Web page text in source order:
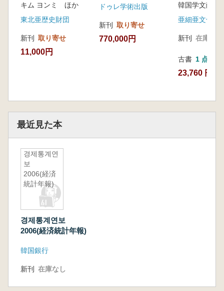
キム ヨンミ ほか
東北亜歴史財団
新刊 取り寄せ
11,000円
ドゥレ学術出版
新刊 取り寄せ
770,000円
韓国学文献
亜細亜文化社
新刊 在庫なし
古書 1 点
23,760 円
最近見た本
경제통계연
보
2006(経済
統計年報)
경제통계연보
2006(経済統計年報)
韓国銀行
新刊 在庫なし